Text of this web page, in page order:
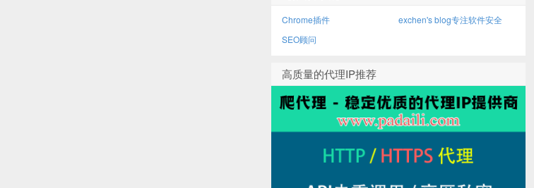
Chrome插件
exchen's blog专注软件安全
SEO顾问
高质量的代理IP推荐